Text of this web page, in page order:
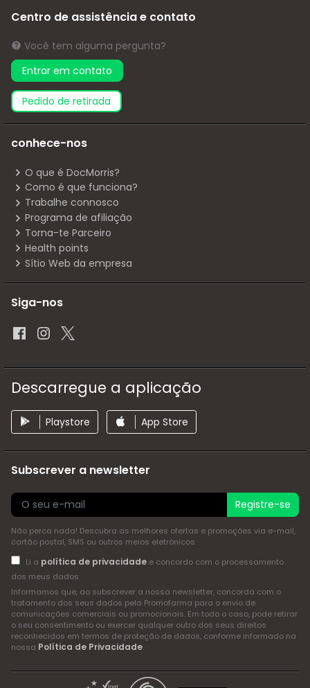
Centro de assistência e contato
Você tem alguma pergunta?
Entrar em contato
pedido de retirada
conhece-nos
O que é DocMorris?
Como é que funciona?
Trabalhe connosco
Programa de afiliação
Torna-te Parceiro
Health points
Sítio Web da empresa
Siga-nos
Descarregue a aplicação
Playstore App Store
Subscrever a newsletter
Registre-se
Não perca nada! Descubra as melhores ofertas e promoções via e-mail,
cartão postal, SMS ou outros meios eletrónicos
Li a política de privacidadee concordo com o processamento
dos meus dados
Informamos que, ao subscrever a nossa newsletter, concorda com o
tratamento dos seus dados pela Promofarma para o envio de
comunicações comerciais ou promocionais. Em todo o caso, pode retirar
o seu consentimento ou exercer qualquer outro dos seus direitos
reconhecidos em termos de proteção de dados, conforme informado na
nossa Política de Privacidade.